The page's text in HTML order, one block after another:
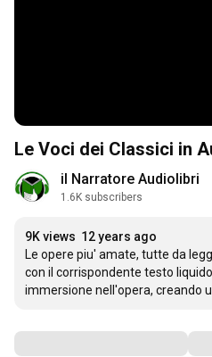
Le Voci dei Classici in
il Narratore Audiolibri
1.6K subscribers
9K views 12 years ago
Le opere piu' amate, tutte da
con il corrispondente testo
immersione nell'opera, creando